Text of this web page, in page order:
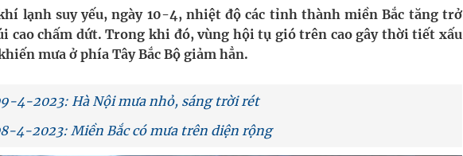
dành nguồn lực cho môi trường và cộng đồng
lạnh suy yếu, ngày 10-4, nhiệt độ các tỉnh thành miền Bắc tăng trở
cao chấm dứt. Trong khi đó, vùng hội tụ gió trên cao gây thời tiết xấu
mưa ở phía Tây Bắc Bộ giảm hẳn.
4-2023: Hà Nội mưa nhỏ, sáng trời rét
4-2023: Miền Bắc có mưa trên diện rộng